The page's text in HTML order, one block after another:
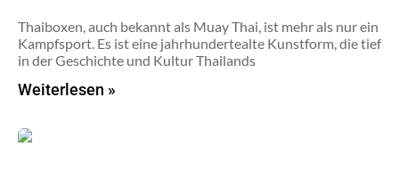
Thaiboxen, auch bekannt als Muay Thai, ist mehr als nur ein
Kampfsport. Es ist eine jahrhundertealte Kunstform, die tief
in der Geschichte und Kultur Thailands
Weiterlesen »